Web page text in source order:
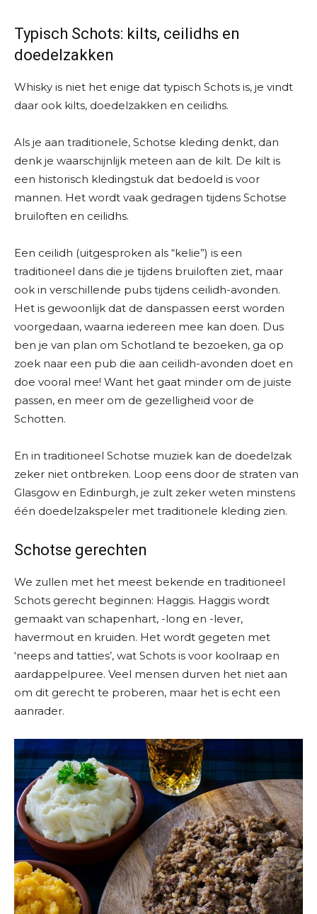
Typisch Schots: kilts, ceilidhs en
doedelzakken
Whisky is niet het enige dat typisch Schots is, je vindt
daar ook kilts, doedelzakken en ceilidhs.
Als je aan traditionele, Schotse kleding denkt, dan
denk je waarschijnlijk meteen aan de kilt. De kilt is
een historisch kledingstuk dat bedoeld is voor
mannen. Het wordt vaak gedragen tijdens Schotse
bruiloften en ceilidhs.
Een ceilidh (uitgesproken als “kelie”) is een
traditioneel dans die je tijdens bruiloften ziet, maar
ook in verschillende pubs tijdens ceilidh-avonden.
Het is gewoonlijk dat de danspassen eerst worden
voorgedaan, waarna iedereen mee kan doen. Dus
ben je van plan om Schotland te bezoeken, ga op
zoek naar een pub die aan ceilidh-avonden doet en
doe vooral mee! Want het gaat minder om de juiste
passen, en meer om de gezelligheid voor de
Schotten.
En in traditioneel Schotse muziek kan de doedelzak
zeker niet ontbreken. Loop eens door de straten van
Glasgow en Edinburgh, je zult zeker weten minstens
één doedelzakspeler met traditionele kleding zien.
Schotse gerechten
We zullen met het meest bekende en traditioneel
Schots gerecht beginnen: Haggis. Haggis wordt
gemaakt van schapenhart, -long en -lever,
havermout en kruiden. Het wordt gegeten met
‘neeps and tatties’, wat Schots is voor koolraap en
aardappelpuree. Veel mensen durven het niet aan
om dit gerecht te proberen, maar het is echt een
aanrader.